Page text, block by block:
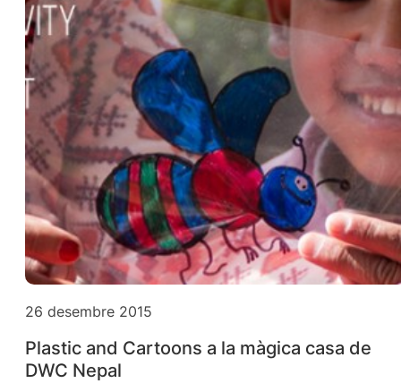
26 desembre 2015
Plastic and Cartoons a la màgica casa de
DWC Nepal